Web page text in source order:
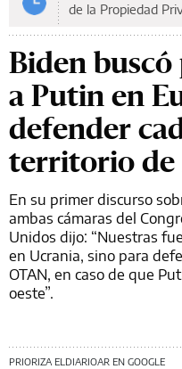
de la Propiedad
Biden
a Putin en
defender
territorio de
En su primer discurso
ambas cámaras del
Unidos dijo: “Nuestras
en Ucrania, sino para
OTAN, en caso de que
oeste”.
PRIORIZA ELDIARIOAR EN GOOGLE